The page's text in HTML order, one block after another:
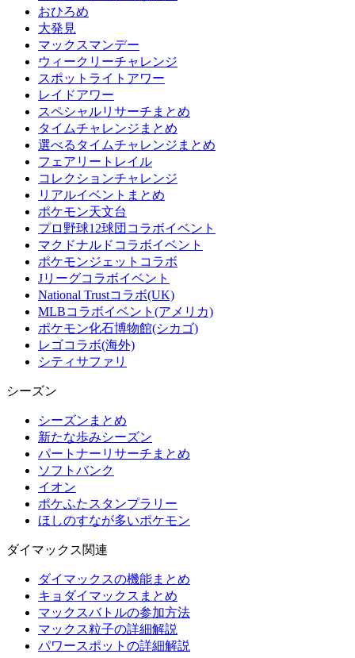
おひろめ
大発見
マックスマンデー
ウィークリーチャレンジ
スポットライトアワー
レイドアワー
スペシャルリサーチまとめ
タイムチャレンジまとめ
選べるタイムチャレンジまとめ
フェアリートレイル
コレクションチャレンジ
リアルイベントまとめ
ポケモン天文台
プロ野球12球団コラボイベント
マクドナルドコラボイベント
ポケモンジェットコラボ
Jリーグコラボイベント
National Trustコラボ(UK)
MLBコラボイベント(アメリカ)
ポケモン化石博物館(シカゴ)
レゴコラボ(海外)
シティサファリ
シーズン
シーズンまとめ
新たな歩みシーズン
パートナーリサーチまとめ
ソフトバンク
イオン
ポケふたスタンプラリー
ほしのすなが多いポケモン
ダイマックス関連
ダイマックスの機能まとめ
キョダイマックスまとめ
マックスバトルの参加方法
マックス粒子の詳細解説
パワースポットの詳細解説